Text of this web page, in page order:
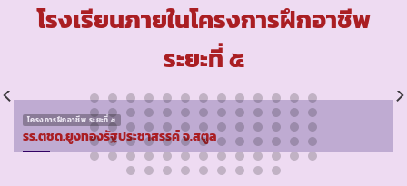
โรงเรียนภายในโครงการฝึกอาชีพ
ระยะที่ ๕
โครงการฝึกอาชีพ ระยะที่ ๕
รร.ตชด.ยูงทองรัฐประชาสรรค์ จ.สตูล